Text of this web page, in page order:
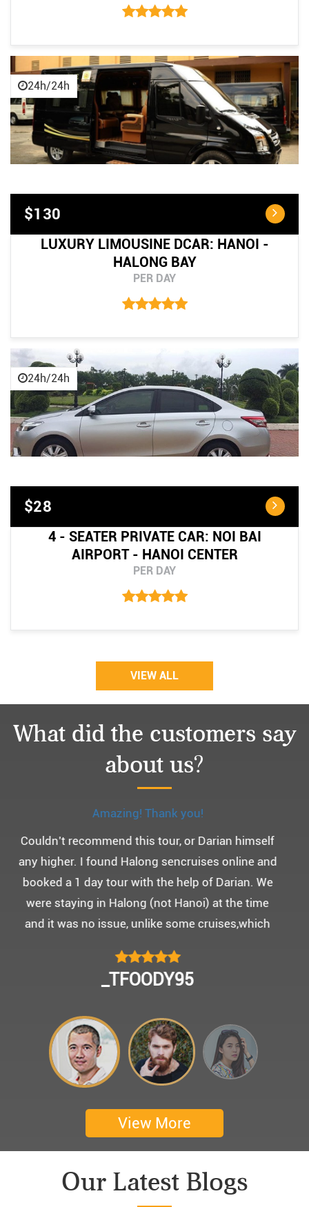
24h/24h
$130
LUXURY LIMOUSINE DCAR: HANOI -
HALONG BAY
PER DAY
24h/24h
$28
4 - SEATER PRIVATE CAR: NOI BAI
AIRPORT - HANOI CENTER
PER DAY
VIEW ALL
What did the customers say
about us?
Monchery cruis, 즐거웠던 어머니 환갑여행~
어머니 환갑여행을 기념하여 하롱베이, 몽쉐리 크
루즈 여행을 다녀왔어요. ^^
부모님을 모시고 가는 여행인만큼 비교적 선선한 2
월말에 Darian Culbert를 통해서 다녀왔습니다.
5성급 신식 몽쉐리 크루즈와 리무진 버스 덕분에 부
멀미가 있으신 부모님을 배려해서 리무진에서 앞좌
석으로 배치해주시어 고마웠습니다.
킹은 부모님께 멋진 추억을 만들어 주었네요.
어머니 환갑을 기념하여 몽쉐리 크루즈에서 이쁜
꽃다발과 맛있는 케잌으로 깜짝 파티를 만들어 주
셨어요. 어머니께서 큰 감동을 받으셨답니다. 멋진
추억을 만들어 주신 몽쉐리 크루즈와 Darian
Culbert께 감사드려요 ^^
Thanks for giving my family good services.
I hope you are happy everyday.
CHOKYUNGSEOK
View More
Our Latest Blogs